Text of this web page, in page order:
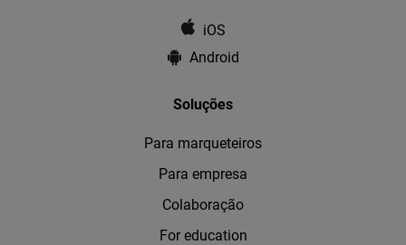
iOS
Android
Soluções
Para marqueteiros
Para empresa
Colaboração
For education